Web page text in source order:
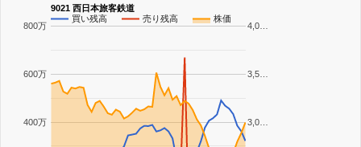
9021 西日本旅客鉄道
買い残高
売り残高 株価
400万
600万
800万
3,0…
3,5…
4,0…